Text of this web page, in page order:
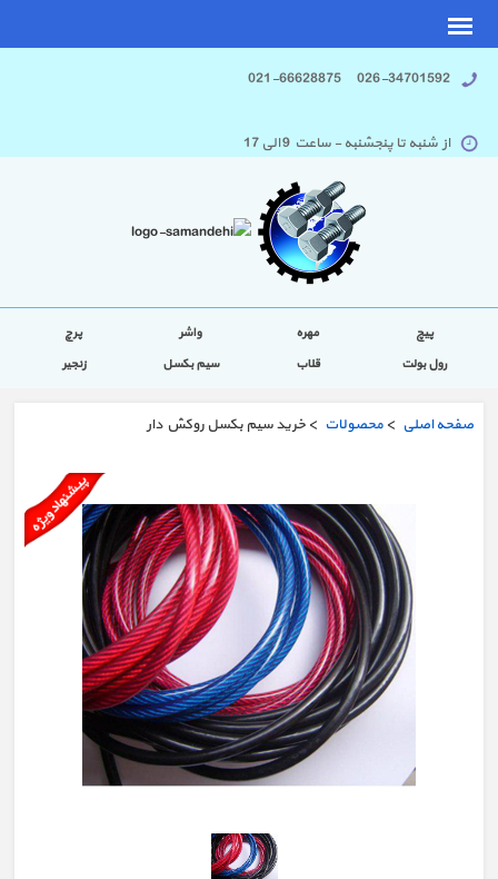
026-34701592 021-66628875
از شنبه تا پنجشنبه - ساعت 9 الی 17
پیچ مهره واشر
پرچ
رول بولت
قلاب سیم بکسل زنجیر
صفحه اصلی > محصولات > خرید سیم بکسل روکش دار